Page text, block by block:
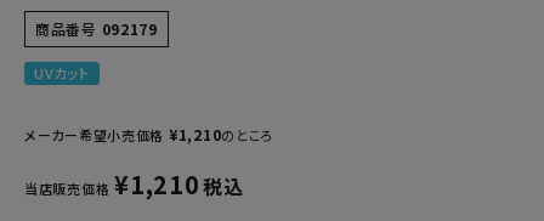
商品番号 092179
UVカット
メーカー希望小売価格 ¥1,210のところ
当店販売価格 ¥1,210税込